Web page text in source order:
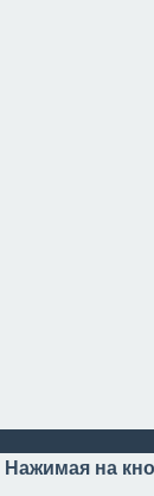
Нажимая на